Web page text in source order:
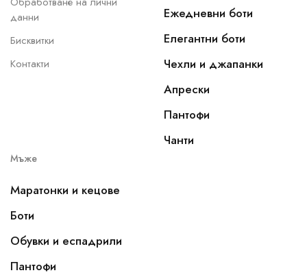
данни
Бисквитки
Контакти
Ежедневни боти
Елегантни боти
Чехли и джапанки
Апрески
Пантофи
Чанти
Мъже
Маратонки и кецове
Боти
Обувки и еспадрили
Пантофи